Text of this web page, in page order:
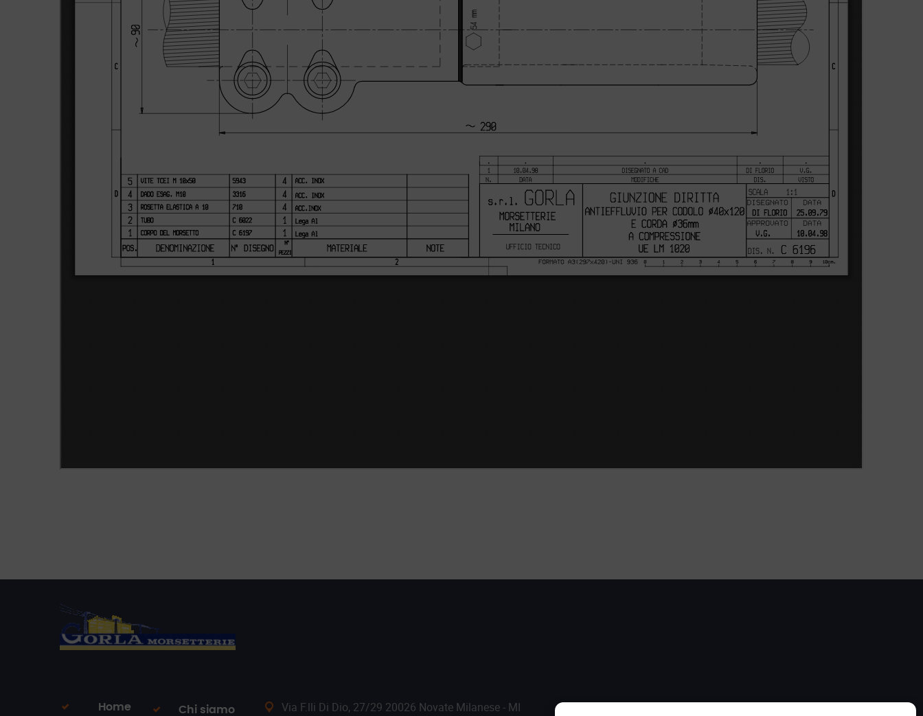
Home Chi siamo Via F.lli Di Dio, 27/29 20026 Novate Milanese - MI